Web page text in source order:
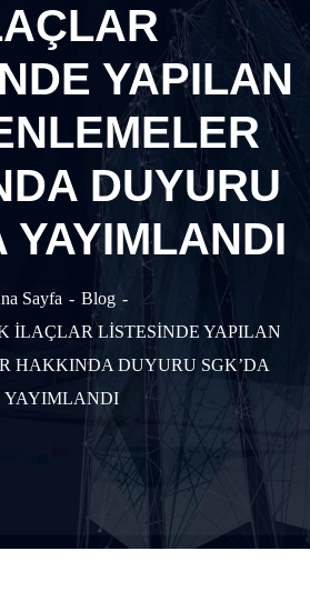
YAPILAN
DUYURU
YAYIMLANDI
Sayfa
Blog
İLAÇLAR LİSTESİNDE YAPILAN
HAKKINDA DUYURU SGK’DA
YAYIMLANDI